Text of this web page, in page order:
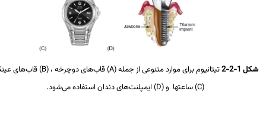
1-2-2 تیتانیوم برای موارد متنوعی از جمله (A) قاب‌های دوچرخه ، (B ) قاب‌های عینک،
) ساعت‍ها و (D ) ایمپلنت‌های دندان استفاده می‌شود.